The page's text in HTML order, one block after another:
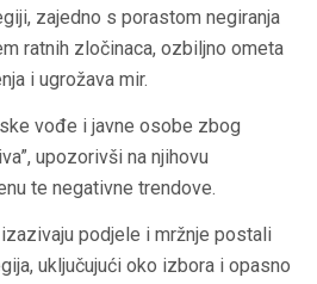
zajedno s porastom negiranja
ratnih zločinaca, ozbiljno ometa
i ugrožava mir.
vođe i javne osobe zbog
upozorivši na njihovu
te negativne trendove.
podjele i mržnje postali
uključujući oko izbora i opasno